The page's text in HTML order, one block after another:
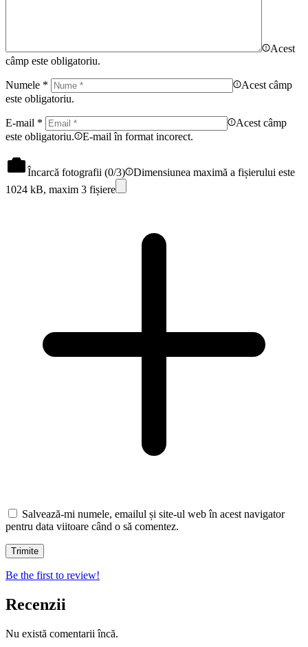
Acest
câmp este obligatoriu.
Numele *
Acest câmp
este obligatoriu.
E-mail *
Acest câmp
este obligatoriu.
E-mail în format incorect.
Încarcă fotografii (0/3)
Dimensiunea maximă a fișierului este
1024 kB, maxim 3 fișiere
Salvează-mi numele, emailul și site-ul web în acest navigator
pentru data viitoare când o să comentez.
Be the first to review!
Recenzii
Nu există comentarii încă.